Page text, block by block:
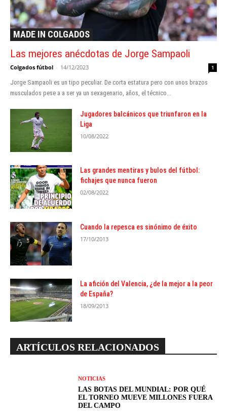
MADE IN COLGADOS
Las mejores anécdotas de Jorge Sampaoli
Colgados fútbol - 14/12/2023 1
Jorge Sampaoli es un tipo peculiar. De corta estatura pero con unos brazos
musculados pese a a ser ya un sexagenario, años, el técnico...
Jugadores balcánicos que triunfaron en la
Liga
10/08/2022
Las grandes mentiras y bulos del fútbol:
fichajes que nunca fueron
02/08/2022
Cuando la repesca es sinónimo de éxito
17/10/2013
La afición del Valencia, ¿de la mejor a la peor
de España?
18/09/2013
ARTÍCULOS RELACIONADOS
NOTICIAS
LAS BOTAS DEL MUNDIAL: POR QUÉ
EL TORNEO MUEVE MILLONES FUERA
DEL CAMPO